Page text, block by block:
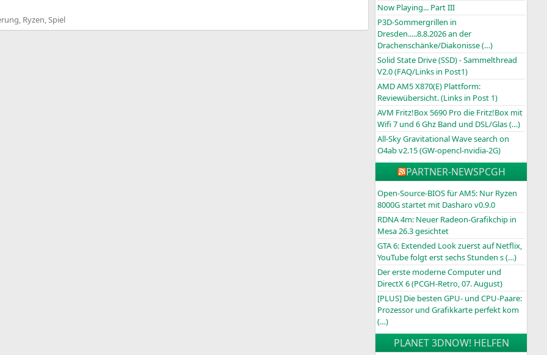
Ryzen Spiel
Now Playing... Part III
P3D-Sommergrillen in
Dresden.....8.8.2026 an der
Drachenschänke/Diakonisse (…)
Solid State Drive (SSD) - Sammelthread
V2.0 (FAQ/Links in Post1)
AMD AM5 X870(E) Plattform:
Reviewübersicht. (Links in Post 1)
AVM Fritz!Box 5690 Pro die Fritz!Box mit
Wifi 7 und 6 Ghz Band und DSL/Glas (…)
All-Sky Gravitational Wave search on
O4ab v2.15 (GW-opencl-nvidia-2G)
PARTNER-NEWSPCGH
Open-Source-BIOS für AM5: Nur Ryzen
8000G startet mit Dasharo v0.9.0
RDNA 4m: Neuer Radeon-Grafikchip in
Mesa 26.3 gesichtet
GTA 6: Extended Look zuerst auf Netflix,
YouTube folgt erst sechs Stunden s (…)
Der erste moderne Computer und
DirectX 6 (PCGH-Retro, 07. August)
[PLUS] Die besten GPU- und CPU-Paare:
Prozessor und Grafikkarte perfekt kom
(…)
PLANET 3DNOW! HELFEN